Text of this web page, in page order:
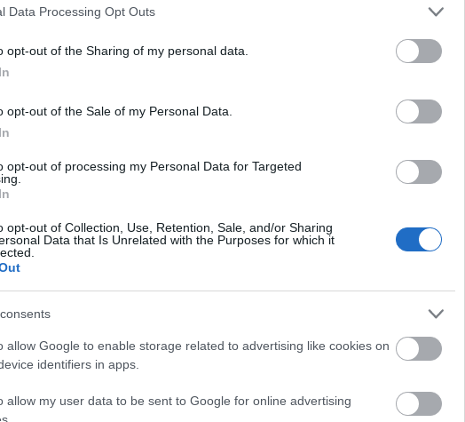
Data Processing Opt Outs
opt-out of the Sharing of my personal data.
opt-out of the Sale of my Personal Data.
opt-out of processing my Personal Data for Targeted
opt-out of Collection, Use, Retention, Sale, and/or Sharing
Data that Is Unrelated with the Purposes for which it
allow Google to enable storage related to advertising like cookies on
identifiers in apps.
allow my user data to be sent to Google for online advertising
! ‐Belépés Facebookkal